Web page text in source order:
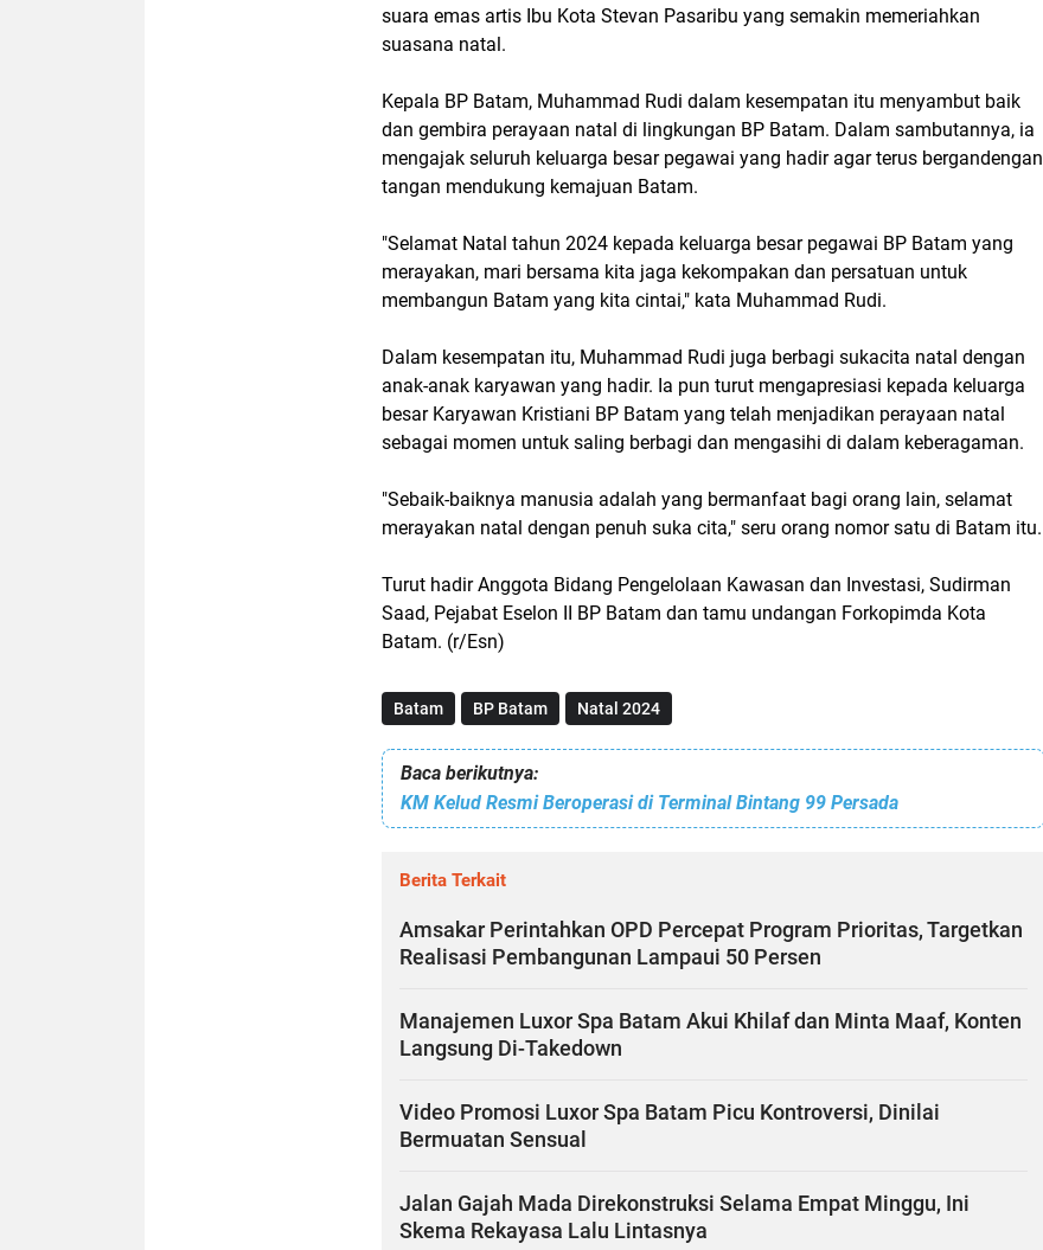
suara emas artis Ibu Kota Stevan Pasaribu yang semakin memeriahkan
suasana natal.
Kepala BP Batam, Muhammad Rudi dalam kesempatan itu menyambut baik
dan gembira perayaan natal di lingkungan BP Batam. Dalam sambutannya, ia
mengajak seluruh keluarga besar pegawai yang hadir agar terus bergandengan
tangan mendukung kemajuan Batam.
"Selamat Natal tahun 2024 kepada keluarga besar pegawai BP Batam yang
merayakan, mari bersama kita jaga kekompakan dan persatuan untuk
membangun Batam yang kita cintai," kata Muhammad Rudi.
Dalam kesempatan itu, Muhammad Rudi juga berbagi sukacita natal dengan
anak-anak karyawan yang hadir. Ia pun turut mengapresiasi kepada keluarga
besar Karyawan Kristiani BP Batam yang telah menjadikan perayaan natal
sebagai momen untuk saling berbagi dan mengasihi di dalam keberagaman.
"Sebaik-baiknya manusia adalah yang bermanfaat bagi orang lain, selamat
merayakan natal dengan penuh suka cita," seru orang nomor satu di Batam itu.
Turut hadir Anggota Bidang Pengelolaan Kawasan dan Investasi, Sudirman
Saad, Pejabat Eselon II BP Batam dan tamu undangan Forkopimda Kota
Batam. (r/Esn)
Batam BP Batam Natal 2024
Baca berikutnya:
KM Kelud Resmi Beroperasi di Terminal Bintang 99 Persada
Berita Terkait
Amsakar Perintahkan OPD Percepat Program Prioritas, Targetkan
Realisasi Pembangunan Lampaui 50 Persen
Manajemen Luxor Spa Batam Akui Khilaf dan Minta Maaf, Konten
Langsung Di-Takedown
Video Promosi Luxor Spa Batam Picu Kontroversi, Dinilai
Bermuatan Sensual
Jalan Gajah Mada Direkonstruksi Selama Empat Minggu, Ini
Skema Rekayasa Lalu Lintasnya